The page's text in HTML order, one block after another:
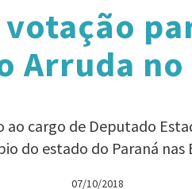
Arruda no
cargo de Deputado
do estado do Paraná nas
07/10/2018